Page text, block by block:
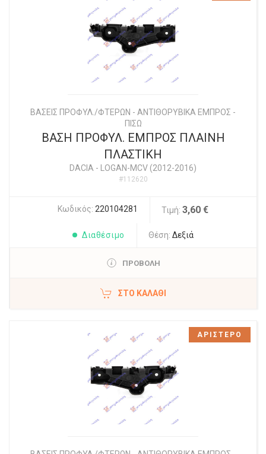
ΒΑΣΕΙΣ ΠΡΟΦΥΛ./ΦΤΕΡΩΝ - ΑΝΤΙΘΟΡΥΒΙΚΑ ΕΜΠΡΟΣ -
ΠΙΣΩ
ΒΑΣΗ ΠΡΟΦΥΛ. ΕΜΠΡΟΣ ΠΛΑΙΝΗ
ΠΛΑΣΤΙΚΗ
DACIA - LOGAN-MCV (2012-2016)
#112620
Κωδικός: 220104281 Τιμή: 3,60 €
Διαθέσιμο Θέση: Δεξιά
ΠΡΟΒΟΛΗ
ΣΤΟ ΚΑΛΆΘΙ
ΑΡΙΣΤΕΡΟ